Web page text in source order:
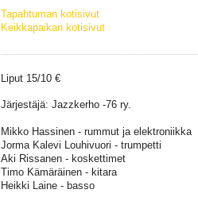
Tapahtuman kotisivut
Keikkapaikan kotisivut
Liput 15/10 €
Järjestäjä: Jazzkerho -76 ry.
Mikko Hassinen - rummut ja elektroniikka
Jorma Kalevi Louhivuori - trumpetti
Aki Rissanen - koskettimet
Timo Kämäräinen - kitara
Heikki Laine - basso